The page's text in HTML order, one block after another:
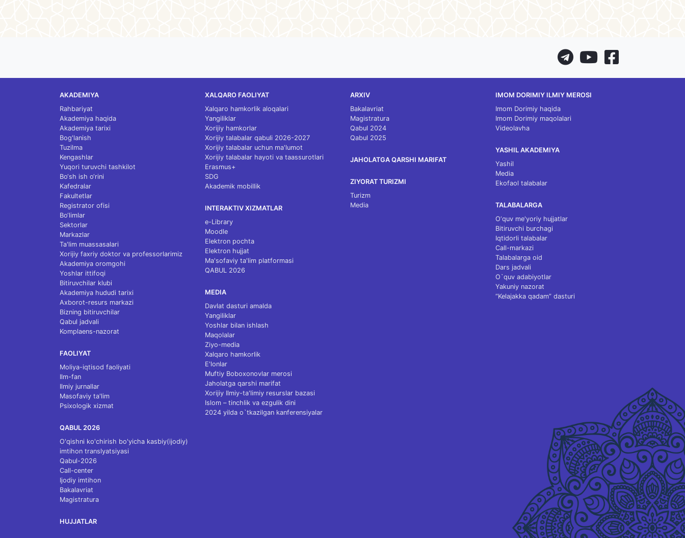
AKADEMIYA
Rahbariyat
Akademiya haqida
Akademiya tarixi
Bog'lanish
Tuzilma
Kengashlar
Yuqori turuvchi tashkilot
Bo‘sh ish o‘rini
Kafedralar
Fakultetlar
Registrator ofisi
Bo‘limlar
Sektorlar
Markazlar
Ta'lim muassasalari
Xorijiy faxriy doktor va professorlarimiz
Akademiya oromgohi
Yoshlar ittifoqi
Bitiruvchilar klubi
Akademiya hududi tarixi
Axborot-resurs markazi
Bizning bitiruvchilar
Qabul jadvali
Komplaens-nazorat
FAOLIYAT
Moliya-iqtisod faoliyati
Ilm-fan
Ilmiy jurnallar
Masofaviy ta'lim
Psixologik xizmat
QABUL 2026
O'qishni ko'chirish bo'yicha kasbiy(ijodiy)
imtihon translyatsiyasi
Qabul-2026
Call-center
Ijodiy imtihon
Bakalavriat
Magistratura
HUJJATLAR
XALQARO FAOLIYAT
Xalqaro hamkorlik aloqalari
Yangiliklar
Xorijiy hamkorlar
Xorijiy talabalar qabuli 2026-2027
Xorijiy talabalar uchun ma'lumot
Xorijiy talabalar hayoti va taassurotlari
Erasmus+
SDG
Akademik mobillik
INTERAKTIV XIZMATLAR
e-Library
Moodle
Elektron pochta
Elektron hujjat
Ma'sofaviy ta'lim platformasi
QABUL 2026
MEDIA
Davlat dasturi amalda
Yangiliklar
Yoshlar bilan ishlash
Maqolalar
Ziyo-media
Xalqaro hamkorlik
E'lonlar
Muftiy Boboxonovlar merosi
Jaholatga qarshi marifat
Xorijiy Ilmiy-ta'limiy resurslar bazasi
Islom – tinchlik va ezgulik dini
2024 yilda o`tkazilgan kanferensiyalar
ARXIV
Bakalavriat
Magistratura
Qabul 2024
Qabul 2025
JAHOLATGA QARSHI MARIFAT
ZIYORAT TURIZMI
Turizm
Media
IMOM DORIMIY ILMIY MEROSI
Imom Dorimiy haqida
Imom Dorimiy maqolalari
Videolavha
YASHIL AKADEMIYA
Yashil
Media
Ekofaol talabalar
TALABALARGA
O‘quv me'yoriy hujjatlar
Bitiruvchi burchagi
Iqtidorli talabalar
Call-markazi
Talabalarga oid
Dars jadvali
O`quv adabiyotlar
Yakuniy nazorat
“Kelajakka qadam” dasturi